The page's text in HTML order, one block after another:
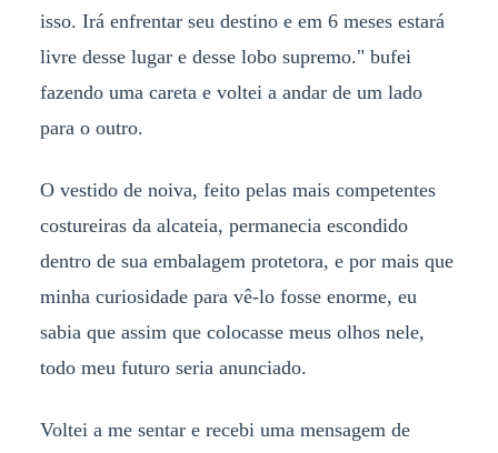
isso. Irá enfrentar seu destino e em 6 meses estará
livre desse lugar e desse lobo supremo." bufei
fazendo uma careta e voltei a andar de um lado
para o outro.
O vestido de noiva, feito pelas mais competentes
costureiras da alcateia, permanecia escondido
dentro de sua embalagem protetora, e por mais que
minha curiosidade para vê-lo fosse enorme, eu
sabia que assim que colocasse meus olhos nele,
todo meu futuro seria anunciado.
Voltei a me sentar e recebi uma mensagem de